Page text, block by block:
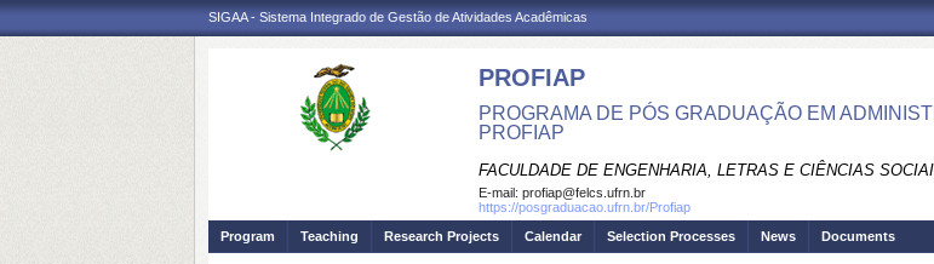
SIGAA - Sistema Integrado de Gestão de Atividades Acadêmicas
PROFIAP
PROGRAMA DE PÓS GRADUAÇÃO EM
PROFIAP
FACULDADE DE ENGENHARIA, LETRAS E CIÊNCIAS
E-mail: profiap@felcs.ufrn.br
https://posgraduacao.ufrn.br/Profiap
Program
Teaching Research Projects Calendar Selection Processes News Documents